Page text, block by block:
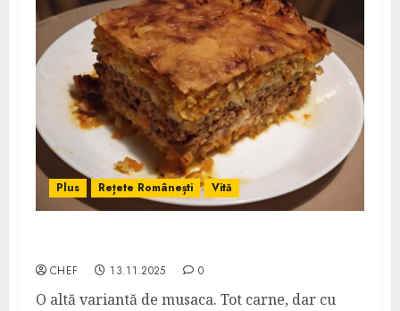
Plus Rețete Românești Vită
CHEF 13.11.2025 0
O altă variantă de musaca. Tot carne, dar cu